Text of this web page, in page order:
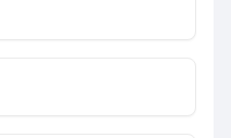
هل يمكنني